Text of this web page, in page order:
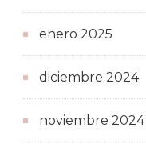
enero 2025
diciembre 2024
noviembre 2024